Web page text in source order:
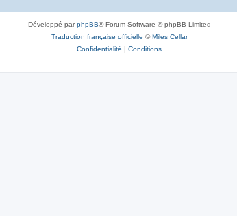
Développé parphpBB® Forum Software © phpBB Limited
Traduction française officielle ©Miles Cellar
Confidentialité | Conditions